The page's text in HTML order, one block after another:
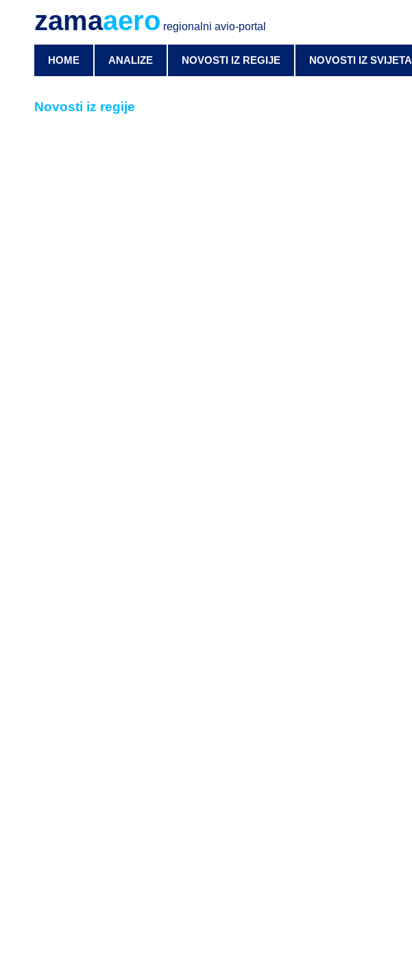
zamaaero regionalni avio-portal
HOME ANALIZE NOVOSTI IZ REGIJE NOVOSTI IZ SVIJETA
Novosti iz regije